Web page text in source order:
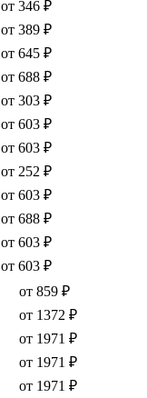
от 346 ₽
от 389 ₽
от 645 ₽
от 688 ₽
от 303 ₽
от 603 ₽
от 603 ₽
от 252 ₽
от 603 ₽
от 688 ₽
от 603 ₽
от 603 ₽
от 859 ₽
от 1372 ₽
от 1971 ₽
от 1971 ₽
от 1971 ₽